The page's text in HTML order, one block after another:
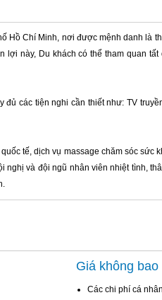
Hồ Chí Minh, nơi được mệnh danh là
lợi này, Du khách có thể tham quan
các tiện nghi cần thiết như: TV
tế, dịch vụ massage chăm sóc sức
và đội ngũ nhân viên nhiệt tình,
Giá không bao
Các chi phí cá